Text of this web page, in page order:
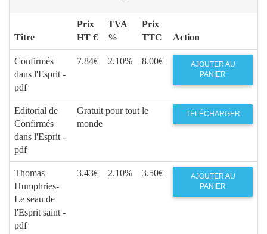
Titre
Prix
HT €
TVA
%
Prix
TTC
Action
Confirmés
dans l'Esprit -
pdf
7.84€ 2.10% 8.00€
AJOUTER AU
PANIER
Editorial de
Confirmés
dans l'Esprit -
pdf
Gratuit pour tout le
monde
TÉLÉCHARGER
Thomas
Humphries-
Le seau de
l'Esprit saint -
pdf
3.43€ 2.10% 3.50€
AJOUTER AU
PANIER